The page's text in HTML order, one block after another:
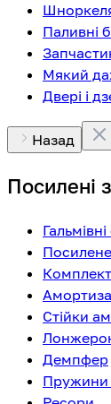
Паливні
Мякий
Двері і
Назад
Посилені
Стійки
Демпфер
Пружини